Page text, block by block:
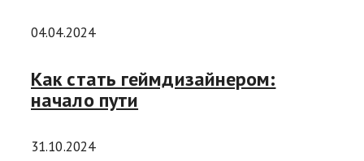
04.04.2024
Как стать геймдизайнером:
начало пути
31.10.2024